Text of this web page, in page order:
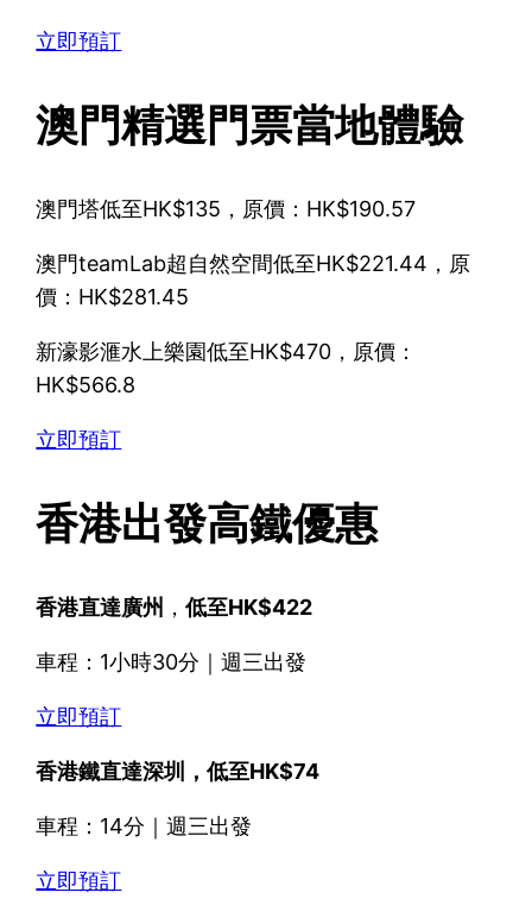
立即預訂
澳門精選門票當地體驗
澳門塔低至HK$135，原價：HK$190.57
澳門teamLab超自然空間低至HK$221.44，原
價：HK$281.45
新濠影滙水上樂園低至HK$470，原價：
HK$566.8
立即預訂
香港出發高鐵優惠
香港直達廣州 ，低至HK$422
車程：1小時30分｜週三出發
立即預訂
香港鐵直達深圳，低至HK$74
車程：14分｜週三出發
立即預訂